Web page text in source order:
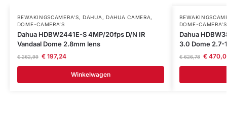
BEWAKINGSCAMERA'S,DAHUA , DAHUA CAMERA,
DOME-CAMERA’S
Dahua HDBW2441E-S 4MP/20fps D/N IR
Vandaal Dome 2.8mm lens
€262,99 €197,24
Winkelwagen
DOME-CAMERA’S
Dahua
3.0 Dome 2.7-
€626,78 €